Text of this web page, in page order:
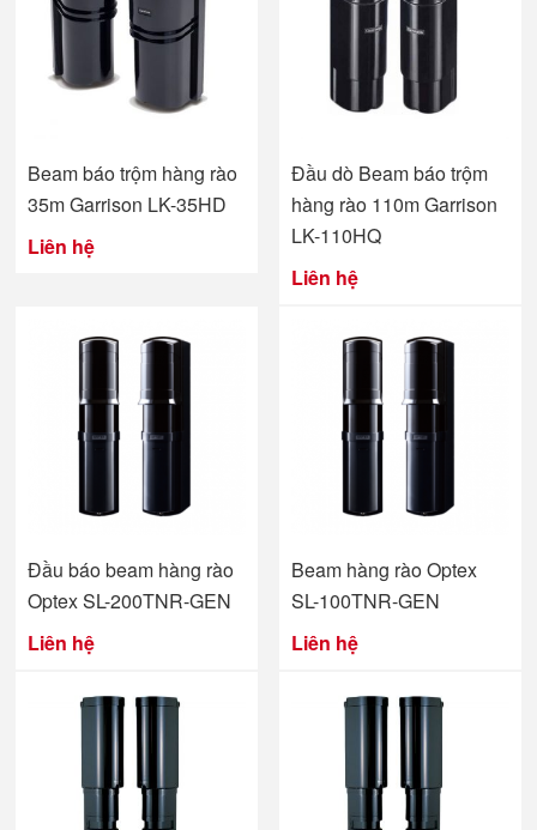
Beam báo trộm hàng rào
35m Garrison LK-35HD
Liên hệ
Đầu dò Beam báo trộm
hàng rào 110m Garrison
LK-110HQ
Liên hệ
Đầu báo beam hàng rào
Optex SL-200TNR-GEN
Liên hệ
Beam hàng rào Optex
SL-100TNR-GEN
Liên hệ